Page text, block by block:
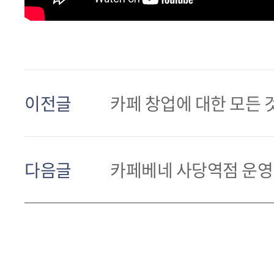
이전글 카페 창업에 대한 모든
다음글 카페베네 사당역점 운영